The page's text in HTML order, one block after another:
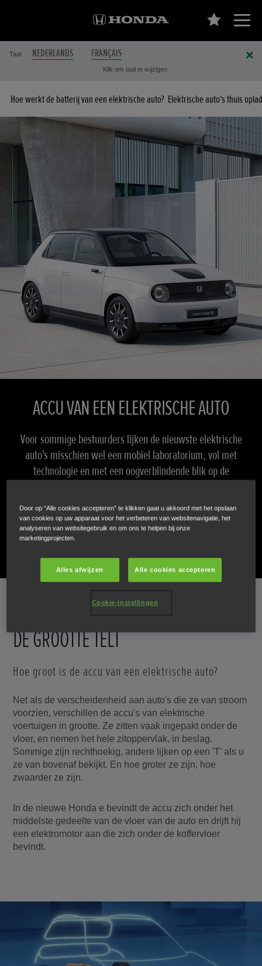
Taal NEDERLANDS FRANÇAIS
Klik om taal te wijzigen
Hoe werkt de batterij van een elektrische auto? Elektrische auto's thuis
ACCU VAN EEN ELEKTRISCHE AUTO
Voor sommige bestuurders lijken de nieuwste elektrische
auto's misschien wel een mobiel laboratorium, vol met
technologie en met een oogverblindende blik op de
elektrische auto's in sommige opzichten opmerkelijk
eenvoudig, met accutechnologie die eenvoudiger is dan
auto's met een benzine- of dieselmotor.
DE GROOTTE TELT
Hoe groot is de accu van een elektrische auto?
Net als de verscheidenheid aan auto's die ze van stroom
voorzien, verschillen de accu's van elektrische
voertuigen in grootte. Ze zitten vaak ingepakt onder de
vloer, en nemen het hele zitoppervlak, in beslag.
Sommige zijn rechthoekig, andere lijken op een 'T' als u
ze van bovenaf bekijkt. En hoe groter ze zijn, hoe
zwaarder ze zijn.
In de nieuwe Honda e bevindt de accu zich onder het
middelste gedeelte van de vloer van de auto en drijft hij
een elektromotor aan die zich onder de koffervloer
bevindt.
Door op “Alle cookies accepteren” te klikken gaat u akkoord met het opslaan
van cookies op uw apparaat voor het verbeteren van websitenavigatie, het
analyseren van websitegebruik en om ons te helpen bij onze
marketingprojecten.
Alles afwijzen Alle cookies accepteren
Cookie-instellingen